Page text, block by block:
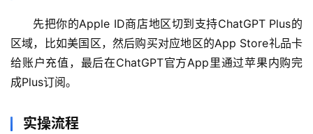
先把你的Apple ID商店地区切到支持ChatGPT Plus的
区域，比如美国区，然后购买对应地区的App Store礼品卡
给账户充值，最后在ChatGPT官方App里通过苹果内购完
成Plus订阅。
实操流程